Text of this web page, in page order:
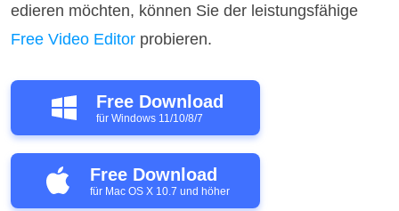
edieren möchten, können Sie der leistungsfähige
Free Video Editor probieren.
Free Download
für Windows 11/10/8/7
Free Download
für Mac OS X 10.7 und höher